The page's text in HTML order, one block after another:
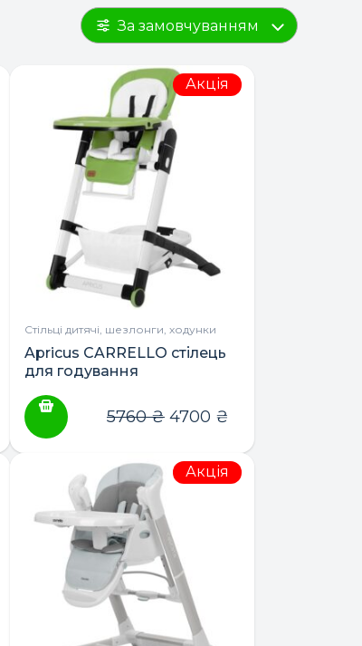
За замовчуванням
Акція
Стільці дитячі, шезлонги, ходунки
Apricus CARRELLO стілець
для годування
5760₴ 4700 ₴
Акція